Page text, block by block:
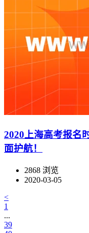
2020上海高考报名
面护航！
2868 浏览
2020-03-05
<
1
...
39